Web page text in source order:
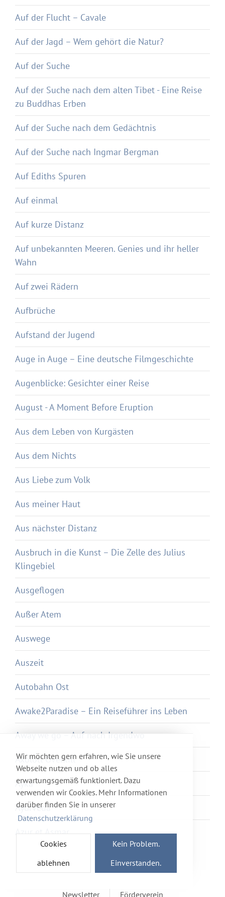
Wir möchten gern erfahren, wie Sie unsere
Webseite nutzen und ob alles
erwartungsgemäß funktioniert. Dazu
verwenden wir Cookies. Mehr Informationen
darüber finden Sie in unserer
Datenschutzerklärung
Cookies
ablehnen
Kein Problem.
Einverstanden.
Auf der Flucht – Cavale
Auf der Jagd – Wem gehört die Natur?
Auf der Suche
Auf der Suche nach dem alten Tibet - Eine Reise
zu Buddhas Erben
Auf der Suche nach dem Gedächtnis
Auf der Suche nach Ingmar Bergman
Auf Ediths Spuren
Auf einmal
Auf kurze Distanz
Auf unbekannten Meeren. Genies und ihr heller
Wahn
Auf zwei Rädern
Aufbrüche
Aufstand der Jugend
Auge in Auge – Eine deutsche Filmgeschichte
Augenblicke: Gesichter einer Reise
August - A Moment Before Eruption
Aus dem Leben von Kurgästen
Aus dem Nichts
Aus Liebe zum Volk
Aus meiner Haut
Aus nächster Distanz
Ausbruch in die Kunst – Die Zelle des Julius
Klingebiel
Ausgeflogen
Außer Atem
Auswege
Auszeit
Autobahn Ost
Awake2Paradise – Ein Reiseführer ins Leben
Away we go – Auf nach Irgendwo
Axolotl Overkill
Ayka
Ayurveda
Azur et Asmar
Newsletter Förderverein